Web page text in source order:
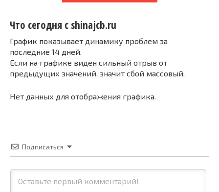
Что сегодня с shinajcb.ru
График показывает динамику проблем за
последние 14 дней.
Если на графике виден сильный отрыв от
предыдущих значений, значит сбой массовый.
Нет данных для отображения графика.
Подписаться